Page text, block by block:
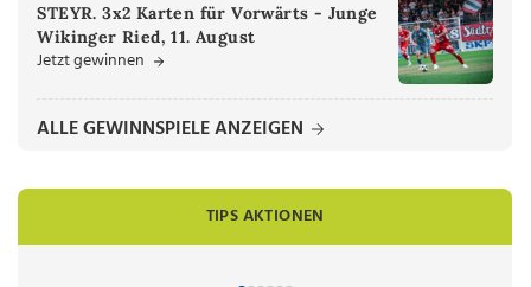
STEYR. 3x2 Karten für Vorwärts - Junge
Wikinger Ried, 11. August
Jetzt gewinnen
ALLE GEWINNSPIELE ANZEIGEN
TIPS AKTIONEN